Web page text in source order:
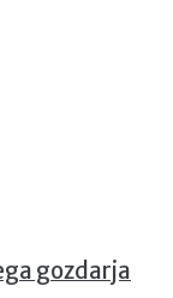
gozdarja